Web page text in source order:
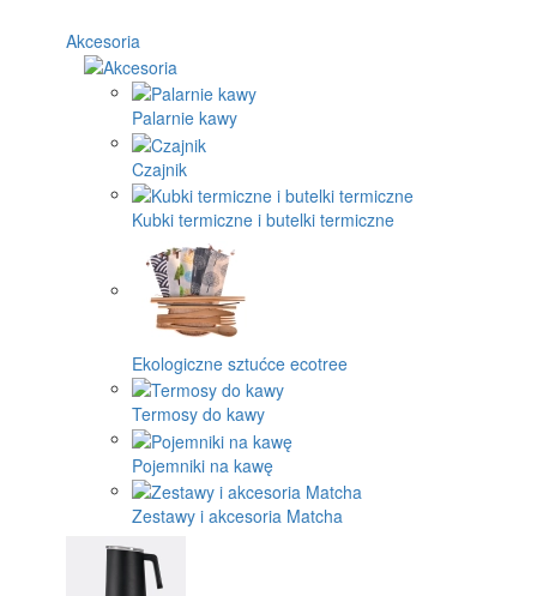
Akcesoria
Palarnie kawy
Czajnik
Kubki termiczne i butelki termiczne
Ekologiczne sztućce ecotree
Termosy do kawy
Pojemniki na kawę
Zestawy i akcesoria Matcha